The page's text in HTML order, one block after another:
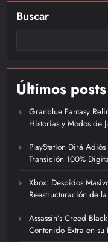
Buscar
Últimos posts
Granblue Fantasy
Historias y Modos de
PlayStation Dirá
Transición 100%
Xbox: Despidos
Reestructuración de
Assassin’s Creed
Contenido Extra en su